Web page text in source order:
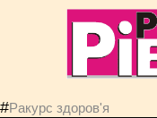
#Ракурс здоров'я